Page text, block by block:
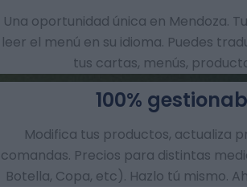
Una oportunidad única en Mendoza.
leer el menú en su idioma. Puedes
tus cartas, menús,
Modifica tus productos, actualiza
comandas.​ Precios para distintas
Botella, Copa, etc). Hazlo tú mismo.
100%